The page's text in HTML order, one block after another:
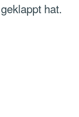
hat.